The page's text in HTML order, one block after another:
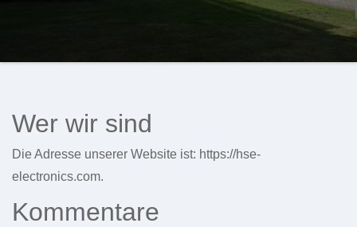
Wer wir sind
Die Adresse unserer Website ist: https://hse-
electronics.com.
Kommentare